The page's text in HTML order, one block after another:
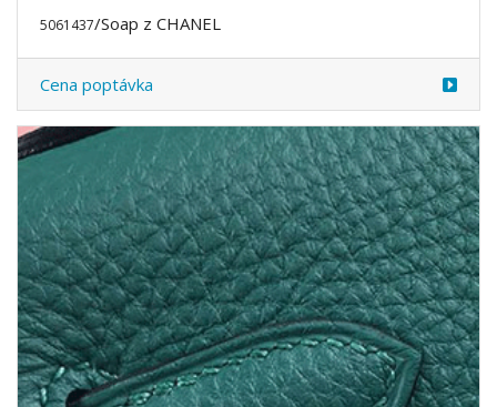
5061437/Soap z CHANEL
Cena poptávka